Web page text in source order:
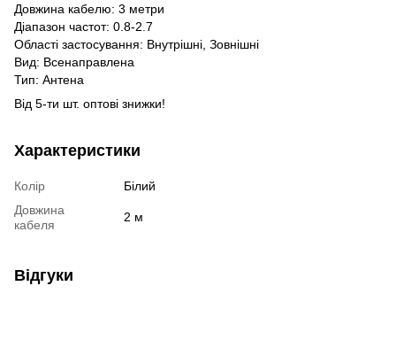
Довжина кабелю: 3 метри
Діапазон частот: 0.8-2.7
Області застосування: Внутрішні, Зовнішні
Вид: Всенаправлена
Тип: Антена
Від 5-ти шт. оптові знижки!
Характеристики
Колір
Білий
Довжина
кабеля
2 м
Відгуки